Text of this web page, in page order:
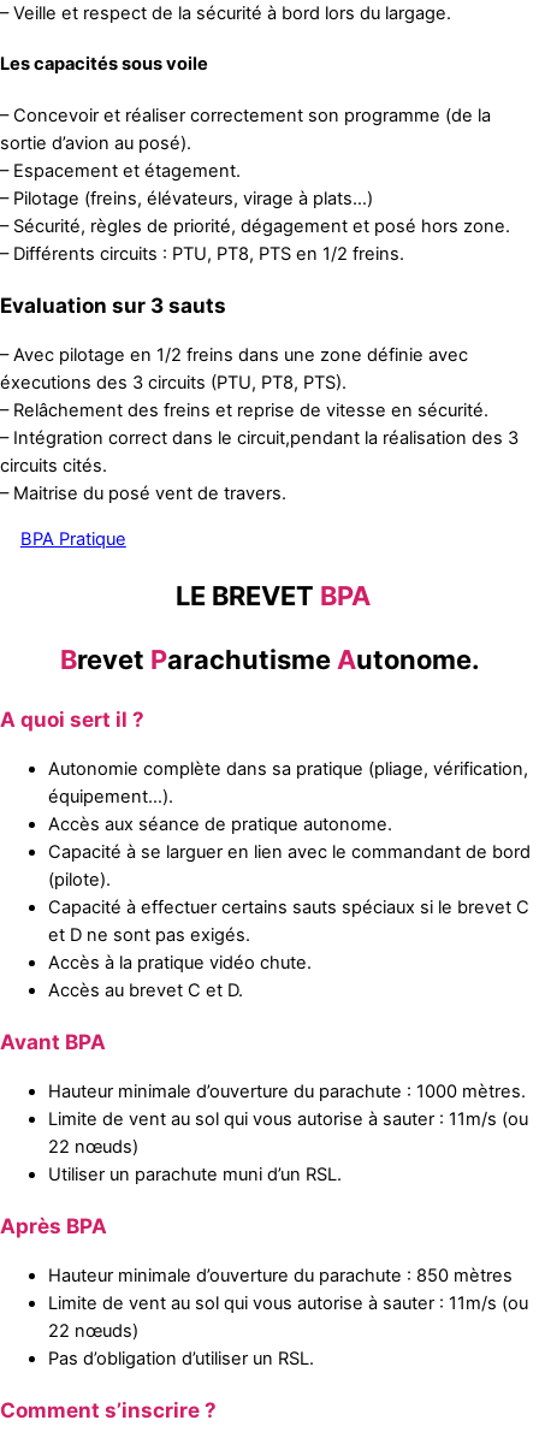
– Veille et respect de la sécurité à bord lors du largage.
Les capacités sous voile
– Concevoir et réaliser correctement son programme (de la
sortie d’avion au posé).
– Espacement et étagement.
– Pilotage (freins, élévateurs, virage à plats…)
– Sécurité, règles de priorité, dégagement et posé hors zone.
– Différents circuits : PTU, PT8, PTS en 1/2 freins.
Evaluation sur 3 sauts
– Avec pilotage en 1/2 freins dans une zone définie avec
éxecutions des 3 circuits (PTU, PT8, PTS).
– Relâchement des freins et reprise de vitesse en sécurité.
– Intégration correct dans le circuit,pendant la réalisation des 3
circuits cités.
– Maitrise du posé vent de travers.
BPA Pratique
LE BREVET BPA
Brevet ParachutismeAutonome.
A quoi sert il ?
Autonomie complète dans sa pratique (pliage, vérification,
équipement…).
Accès aux séance de pratique autonome.
Capacité à se larguer en lien avec le commandant de bord
(pilote).
Capacité à effectuer certains sauts spéciaux si le brevet C
et D ne sont pas exigés.
Accès à la pratique vidéo chute.
Accès au brevet C et D.
Avant BPA
Hauteur minimale d’ouverture du parachute : 1000 mètres.
Limite de vent au sol qui vous autorise à sauter : 11m/s (ou
22 nœuds)
Utiliser un parachute muni d’un RSL.
Après BPA
Hauteur minimale d’ouverture du parachute : 850 mètres
Limite de vent au sol qui vous autorise à sauter : 11m/s (ou
22 nœuds)
Pas d’obligation d’utiliser un RSL.
Comment s’inscrire ?